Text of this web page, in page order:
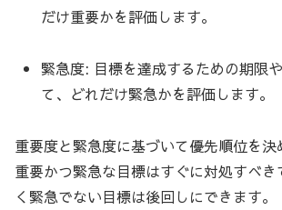
だけ重要かを評価します。
緊急度: 目標を達成するための期限
て、どれだけ緊急かを評価します。
重要度と緊急度に基づいて優先順位を決
重要かつ緊急な目標はすぐに対処すべ
く緊急でない目標は後回しにできます。